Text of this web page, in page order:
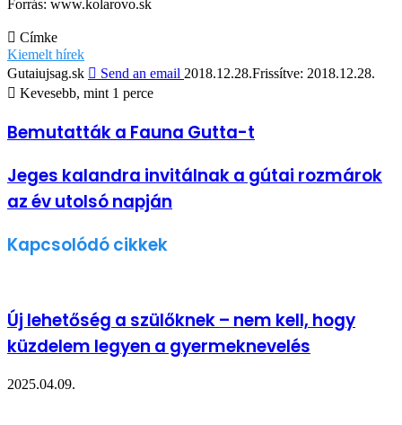
Forrás: www.kolarovo.sk
Címke
Kiemelt hírek
Gutaiujsag.sk
Send an email 2018.12.28.Frissítve: 2018.12.28.
Kevesebb, mint 1 perce
Bemutatták a Fauna Gutta-t
Jeges kalandra invitálnak a gútai rozmárok
az év utolsó napján
Kapcsolódó cikkek
Új lehetőség a szülőknek – nem kell, hogy
küzdelem legyen a gyermeknevelés
2025.04.09.